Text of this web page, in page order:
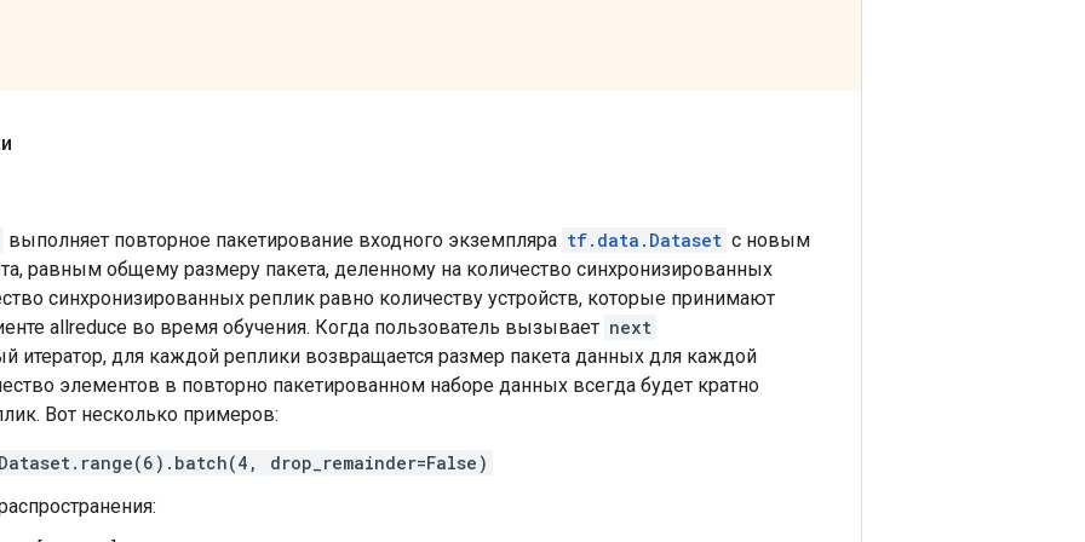
1), dtype=float32)
<tf.Tensor: shape=(16, 1), dtype=float32, numpy=
выполняет повторное пакетирование входного экземпляра tf.data.Dataset с новым
равным общему размеру пакета, деленному на количество синхронизированных
синхронизированных реплик равно количеству устройств, которые принимают
allreduce во время обучения. Когда пользователь вызывает next
итератор, для каждой реплики возвращается размер пакета данных для каждой
элементов в повторно пакетированном наборе данных всегда будет кратно
Вот несколько примеров:
drop_remainder=False)